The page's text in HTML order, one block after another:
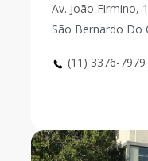
Av. João Firmino,
São Bernardo Do
(11) 3376-7979